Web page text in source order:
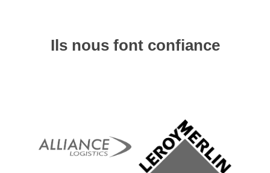
Ils nous font confiance